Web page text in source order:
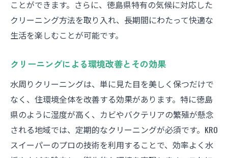
ことができます。さらに、徳島県特有の気候に対応した
クリーニング方法を取り入れ、長期間にわたって快適な
生活を楽しむことが可能です。
クリーニングによる環境改善とその効果
水周りクリーニングは、単に見た目を美しく保つだけで
なく、住環境全体を改善する効果があります。特に徳島
県のように湿度が高く、カビやバクテリアの繁殖が懸念
される地域では、定期的なクリーニングが必須です。KRO
スイーパーのプロの技術を利用することで、効率よく水